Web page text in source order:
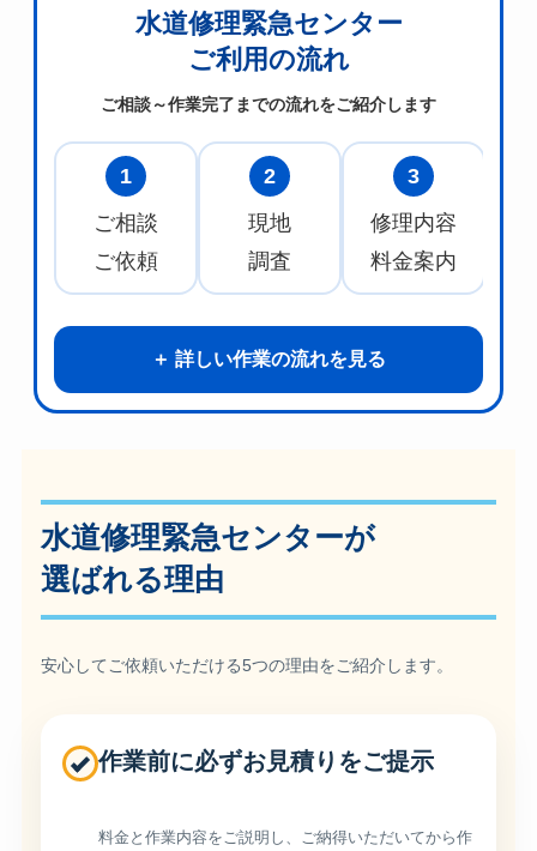
水道修理緊急センター
ご利用の流れ
ご相談～作業完了までの流れをご紹介します
1
ご相談
ご依頼
2
現地
調査
3
修理内容
料金案内
詳しい作業の流れを見る
水道修理緊急センターが
選ばれる理由
安心してご依頼いただける5つの理由をご紹介します。
作業前に必ずお見積りをご提示
料金と作業内容をご説明し、ご納得いただいてから作